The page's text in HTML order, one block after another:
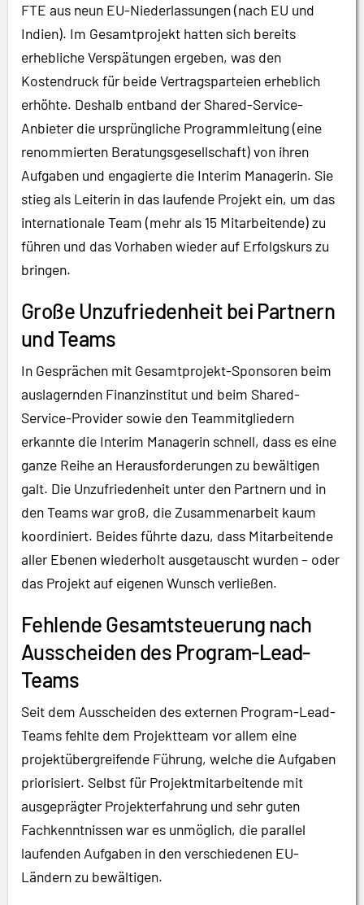
FTE aus neun EU-Niederlassungen (nach EU und
Indien). Im Gesamtprojekt hatten sich bereits
erhebliche Verspätungen ergeben, was den
Kostendruck für beide Vertragsparteien erheblich
erhöhte. Deshalb entband der Shared-Service-
Anbieter die ursprüngliche Programmleitung (eine
renommierten Beratungsgesellschaft) von ihren
Aufgaben und engagierte die Interim Managerin. Sie
stieg als Leiterin in das laufende Projekt ein, um das
internationale Team (mehr als 15 Mitarbeitende) zu
führen und das Vorhaben wieder auf Erfolgskurs zu
bringen.
Große Unzufriedenheit bei Partnern
und Teams
In Gesprächen mit Gesamtprojekt-Sponsoren beim
auslagernden Finanzinstitut und beim Shared-
Service-Provider sowie den Teammitgliedern
erkannte die Interim Managerin schnell, dass es eine
ganze Reihe an Herausforderungen zu bewältigen
galt. Die Unzufriedenheit unter den Partnern und in
den Teams war groß, die Zusammenarbeit kaum
koordiniert. Beides führte dazu, dass Mitarbeitende
aller Ebenen wiederholt ausgetauscht wurden – oder
das Projekt auf eigenen Wunsch verließen.
Fehlende Gesamtsteuerung nach
Ausscheiden des Program-Lead-
Teams
Seit dem Ausscheiden des externen Program-Lead-
Teams fehlte dem Projektteam vor allem eine
projektübergreifende Führung, welche die Aufgaben
priorisiert. Selbst für Projektmitarbeitende mit
ausgeprägter Projekterfahrung und sehr guten
Fachkenntnissen war es unmöglich, die parallel
laufenden Aufgaben in den verschiedenen EU-
Ländern zu bewältigen.